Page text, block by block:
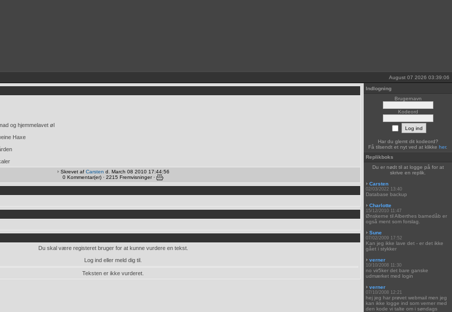
August 07 2026 03:39:06
og hjemmelavet øl
Haxe
Skrevet af Carsten d. March 08 2010 17:44:56
0 Kommentar(er) · 2215 Fremvisninger ·
Du skal være registeret bruger for at kunne vurdere en tekst.
Log ind eller meld dig til.
Teksten er ikke vurderet.
Indlogning
Brugernavn
Kodeord
Har du glemt dit kodeord?
Få tilsendt et nyt ved at klikke her.
Replikboks
Du er nødt til at logge på for at
skrive en replik.
Carsten
02/03/2022 13:40
Database backup
Charlotte
15/12/2010 11:47
Ønskerne til Alberthes barnedåb er
også ment som forslag.
Sune
07/02/2009 17:52
Kan jeg ikke lave det - er det ikke
gået i stykker
verner
10/10/2008 11:30
no vir5ker det bare ganske
udmærket med login
verner
07/10/2008 12:21
hej jeg har prøvet webmail men jeg
kan ikke logge ind som verner med
den kode vi talte om i søndags